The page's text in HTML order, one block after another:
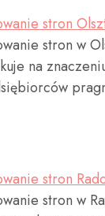
stron
stron w
na
stron
stron w